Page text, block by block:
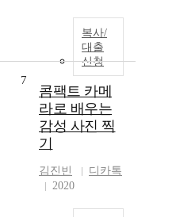
복사/
대출
신청
7
콤팩트 카메
라로 배우는
감성 사진 찍
기
김진빈
디카톡
2020